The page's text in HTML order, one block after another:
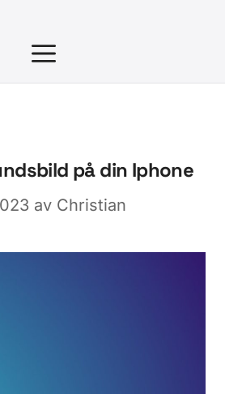
MENY
på din Iphone
av Christian